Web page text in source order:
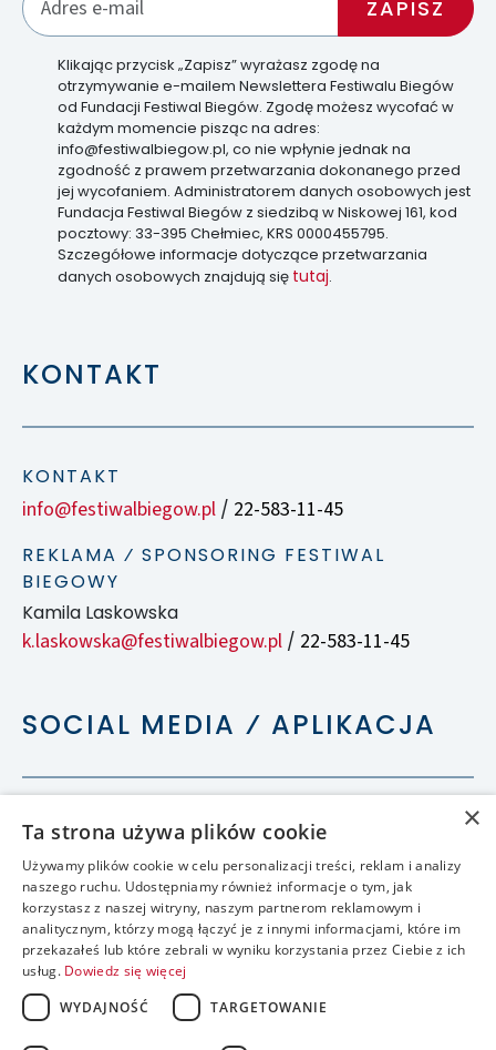
Klikając przycisk „Zapisz” wyrażasz zgodę na
otrzymywanie e-mailem Newslettera Festiwalu Biegów
od Fundacji Festiwal Biegów. Zgodę możesz wycofać w
każdym momencie pisząc na adres:
info@festiwalbiegow.pl, co nie wpłynie jednak na
zgodność z prawem przetwarzania dokonanego przed
jej wycofaniem. Administratorem danych osobowych jest
Fundacja Festiwal Biegów z siedzibą w Niskowej 161, kod
pocztowy: 33-395 Chełmiec, KRS 0000455795.
Szczegółowe informacje dotyczące przetwarzania
danych osobowych znajdują się tutaj.
KONTAKT
KONTAKT
info@festiwalbiegow.pl / 22-583-11-45
REKLAMA ⁄ SPONSORING FESTIWAL
BIEGOWY
Kamila Laskowska
k.laskowska@festiwalbiegow.pl / 22-583-11-45
SOCIAL MEDIA ⁄ APLIKACJA
×
Ta strona używa plików cookie
Używamy plików cookie w celu personalizacji treści, reklam i analizy
naszego ruchu. Udostępniamy również informacje o tym, jak
korzystasz z naszej witryny, naszym partnerom reklamowym i
analitycznym, którzy mogą łączyć je z innymi informacjami, które im
przekazałeś lub które zebrali w wyniku korzystania przez Ciebie z ich
usług. Dowiedz się więcej
WYDAJNOŚĆ
TARGETOWANIE